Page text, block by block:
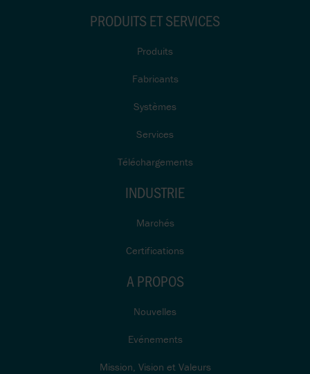
PRODUITS ET SERVICES
Produits
Fabricants
Systèmes
Services
Téléchargements
INDUSTRIE
Marchés
Certifications
A PROPOS
Nouvelles
Evénements
Mission, Vision et Valeurs